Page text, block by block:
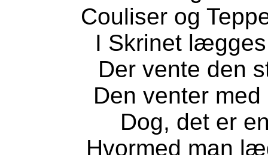
Couliser og
I Skrinet
Der vente den
Den venter
Dog, det er
Hvormed man